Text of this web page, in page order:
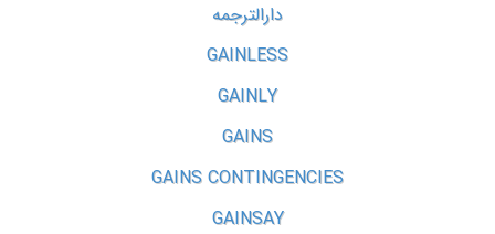
دارالترجمه
GAINLESS
GAINLY
GAINS
GAINS CONTINGENCIES
GAINSAY